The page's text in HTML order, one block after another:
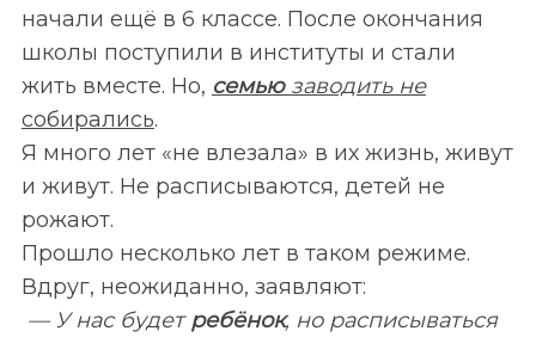
начали ещё в 6 классе. После окончания
школы поступили в институты и стали
жить вместе. Но, семью заводить не
собирались.
Я много лет «не влезала» в их жизнь, живут
и живут. Не расписываются, детей не
рожают.
Прошло несколько лет в таком режиме.
Вдруг, неожиданно, заявляют:
— У нас будетребёнок, но расписываться